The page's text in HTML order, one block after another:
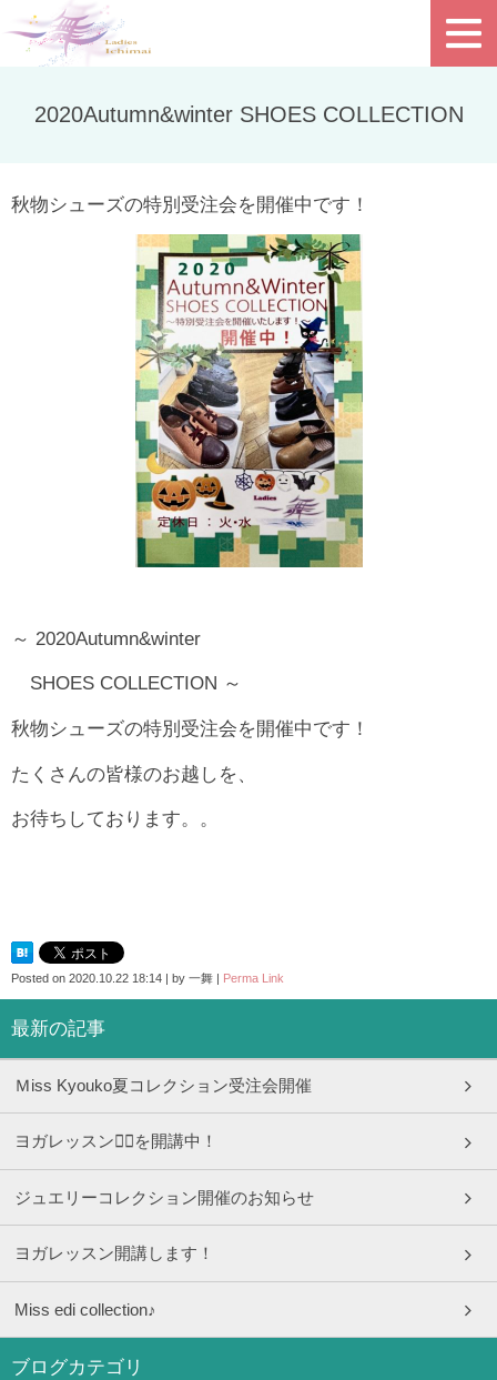
2020Autumn&winter SHOES COLLECTION
秋物シューズの特別受注会を開催中です！
～ 2020Autumn&winter
SHOES COLLECTION ～
秋物シューズの特別受注会を開催中です！
たくさんの皆様のお越しを、
お待ちしております。。
Posted on 2020.10.22 18:14 by 一舞 Perma Link
最新の記事
Ｍiss Kyouko夏コレクション受注会開催
ヨガレッスン🧘‍♀️を開講中！
ジュエリーコレクション開催のお知らせ
ヨガレッスン開講します！
Miss edi collection♪
ブログカテゴリ